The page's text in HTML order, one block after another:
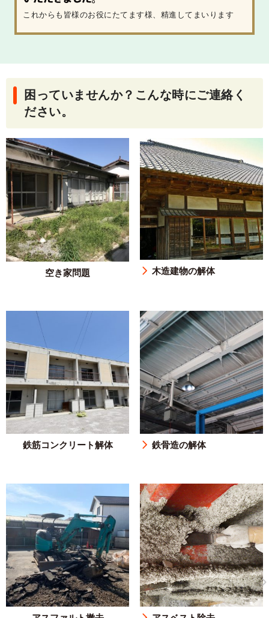
これからも皆様のお役にたてます様、精進してまいります
困っていませんか？こんな時にご連絡く
ださい。
空き家問題 木造建物の解体
鉄筋コンクリート解体 鉄骨造の解体